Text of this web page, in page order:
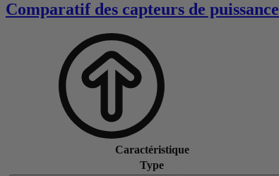
Comparatif des capteurs de puissance
Caractéristique
Type